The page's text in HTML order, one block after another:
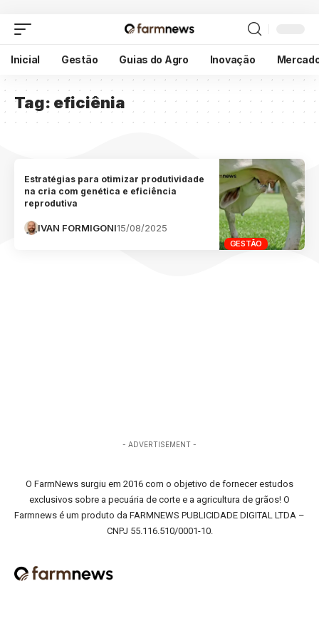
Inicial Gestão Guias do Agro Inovação
Tag: eficiênia
GESTÃO
Estratégias para otimizar produtividade
na cria com genética e eficiência
reprodutiva
IVAN FORMIGONI15/08/2025
- ADVERTISEMENT -
O FarmNews surgiu em 2016 com o objetivo de fornecer estudos
exclusivos sobre a pecuária de corte e a agricultura de grãos! O
Farmnews é um produto da FARMNEWS PUBLICIDADE DIGITAL LTDA –
CNPJ 55.116.510/0001-10.